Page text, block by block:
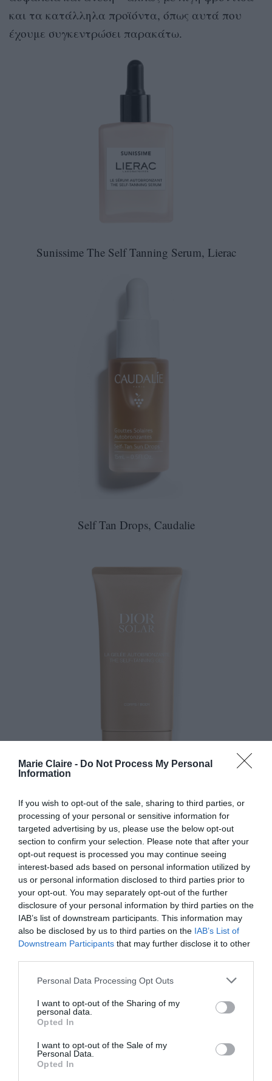
Marie Claire - Do Not Process My Personal
Information
If you wish to opt-out of the sale, sharing to third parties, or
processing of your personal or sensitive information for
targeted advertising by us, please use the below opt-out
section to confirm your selection. Please note that after your
opt-out request is processed you may continue seeing
interest-based ads based on personal information utilized by
us or personal information disclosed to third parties prior to
your opt-out. You may separately opt-out of the further
disclosure of your personal information by third parties on the
IAB’s list of downstream participants. This information may
also be disclosed by us to third parties on the IAB’s List of
Downstream Participants that may further disclose it to other
Personal Data Processing Opt Outs
I want to opt-out of the Sharing of my
personal data.
Opted In
I want to opt-out of the Sale of my
Personal Data.
Opted In
και τα κατάλληλα προϊόντα, όπως αυτά που
έχουμε συγκεντρώσει παρακάτω.
Sunissime The Self Tanning Serum, Lierac
Self Tan Drops, Caudalie
Dior Solar The Self-Tanning Gel, Dior